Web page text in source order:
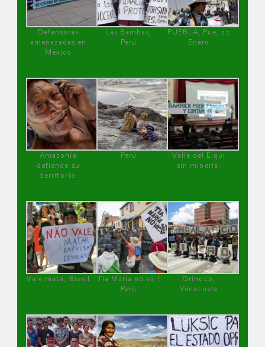
Defensoras
amenazadas en
México
Las Bambas,
Perú
PUEBLA, Pue, 27
Enero
Amazonía
defiende su
territorio
Perú
Valle del Elqui
sin minería.
Vale mata, Brasil
Tía María no va !
Perú
Orinoco,
Venezuela